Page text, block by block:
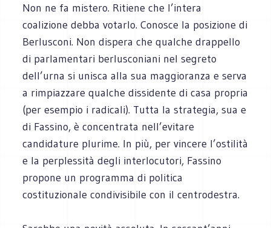
Non ne fa mistero. Ritiene che l’intera
coalizione debba votarlo. Conosce la posizione di
Berlusconi. Non dispera che qualche drappello
di parlamentari berlusconiani nel segreto
dell’urna si unisca alla sua maggioranza e serva
a rimpiazzare qualche dissidente di casa propria
(per esempio i radicali). Tutta la strategia, sua e
di Fassino, è concentrata nell’evitare
candidature plurime. In più, per vincere l’ostilità
e la perplessità degli interlocutori, Fassino
propone un programma di politica
costituzionale condivisibile con il centrodestra.